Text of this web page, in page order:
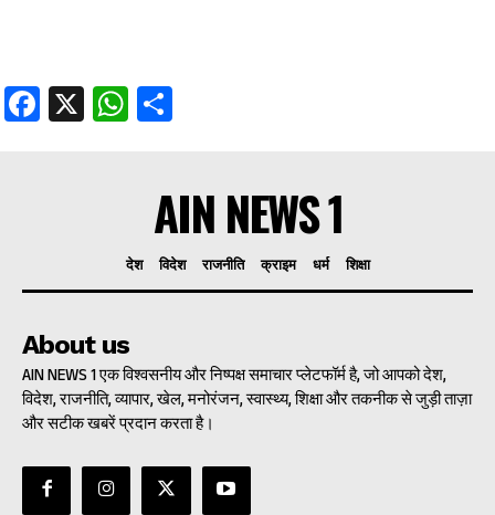
Facebook
X WhatsApp
AIN NEWS 1
देश विदेश राजनीति क्राइम धर्म शिक्षा
About us
AIN NEWS 1 एक विश्वसनीय और निष्पक्ष समाचार प्लेटफॉर्म है, जो आपको देश,
विदेश, राजनीति, व्यापार, खेल, मनोरंजन, स्वास्थ्य, शिक्षा और तकनीक से जुड़ी ताज़ा
और सटीक खबरें प्रदान करता है।